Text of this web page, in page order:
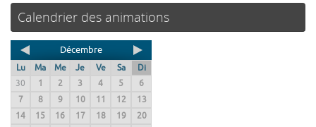
Calendrier des animations
Décembre
Lu Ma Me Je Ve Sa
Di
30
1 2 3 4 5
6
7
8 9 10 11 12
13
14
15 16 17 18 19
20